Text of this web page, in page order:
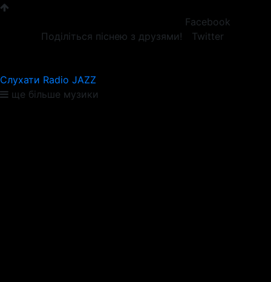
Поділіться піснею з друзями!
Facebook
Twitter
Слухати Radio JAZZ
ще більше музики